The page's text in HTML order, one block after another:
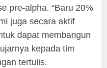
pre-alpha. “Baru 20%
juga secara aktif
dapat membangun
kepada tim
tertulis.